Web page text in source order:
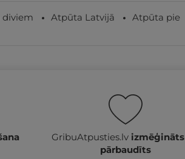
Atpūta Latvijā
Atpūta pie
GribuAtpusties.lv izmēģināts
pārbaudīts